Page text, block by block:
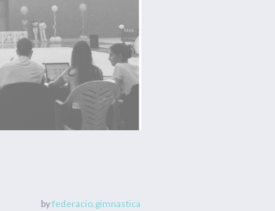
byfederacio.gimnastica